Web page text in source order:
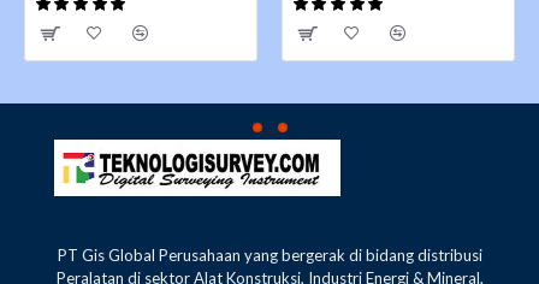
PT Gis Global Perusahaan yang bergerak di bidang distribusi
Peralatan di sektor Alat Konstruksi, Industri Energi & Mineral,